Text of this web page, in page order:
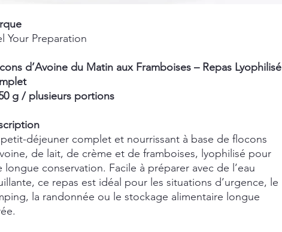
Your Preparation
d’Avoine du Matin aux Framboises – Repas Lyophilisé
g / plusieurs portions
déjeuner complet et nourrissant à base de flocons
de lait, de crème et de framboises, lyophilisé pour
longue conservation. Facile à préparer avec de l’eau
ce repas est idéal pour les situations d’urgence, le
la randonnée ou le stockage alimentaire longue